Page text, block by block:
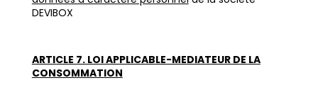
DEVIBOX
ARTICLE 7. LOI APPLICABLE-MEDIATEUR DE LA
CONSOMMATION